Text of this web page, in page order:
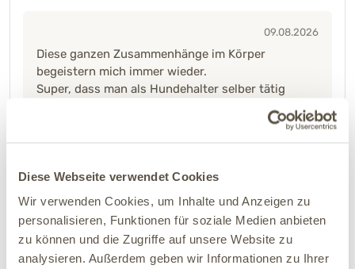
Diese Webseite verwendet Cookies
Wir verwenden Cookies, um Inhalte und Anzeigen zu
personalisieren, Funktionen für soziale Medien anbieten
zu können und die Zugriffe auf unsere Website zu
analysieren. Außerdem geben wir Informationen zu Ihrer
09.08.2026
Diese ganzen Zusammenhänge im Körper
begeistern mich immer wieder.
Super, dass man als Hundehalter selber tätig
werden kann, mit diesen tollen Tipps. Die Strategie
der Fütterung, Massage, Darm und Magenkur hat
Bitte logge Dich ein und schließe den Kurs ab, um eine
Bewertung abzugeben.